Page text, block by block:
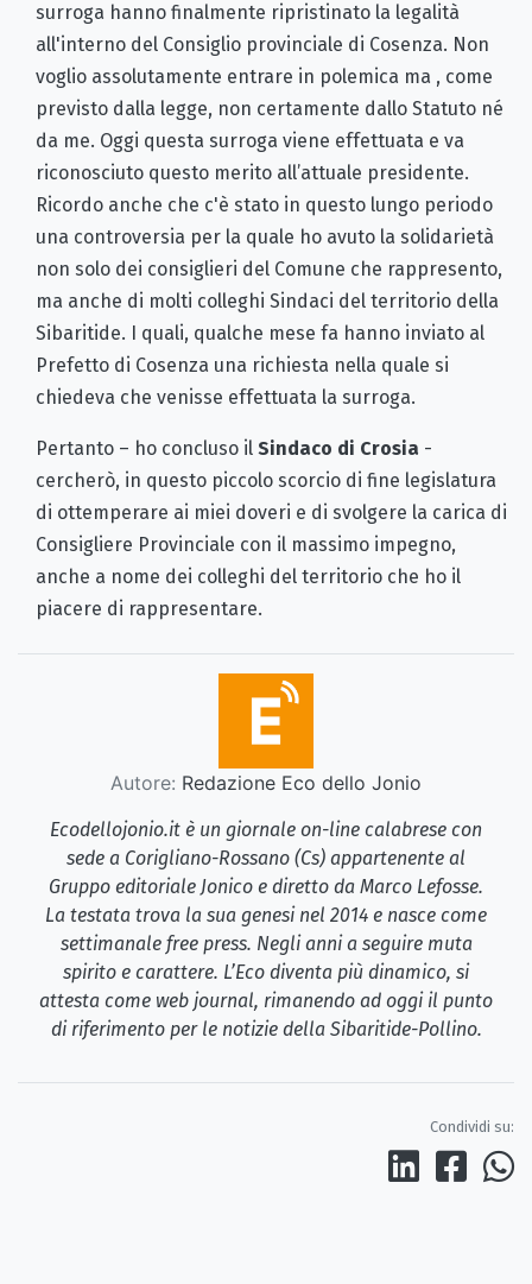
surroga hanno finalmente ripristinato la legalità
all'interno del Consiglio provinciale di Cosenza. Non
voglio assolutamente entrare in polemica ma , come
previsto dalla legge, non certamente dallo Statuto né
da me. Oggi questa surroga viene effettuata e va
riconosciuto questo merito all’attuale presidente.
Ricordo anche che c'è stato in questo lungo periodo
una controversia per la quale ho avuto la solidarietà
non solo dei consiglieri del Comune che rappresento,
ma anche di molti colleghi Sindaci del territorio della
Sibaritide. I quali, qualche mese fa hanno inviato al
Prefetto di Cosenza una richiesta nella quale si
chiedeva che venisse effettuata la surroga.
Pertanto – ho concluso il Sindaco di Crosia -
cercherò, in questo piccolo scorcio di fine legislatura
di ottemperare ai miei doveri e di svolgere la carica di
Consigliere Provinciale con il massimo impegno,
anche a nome dei colleghi del territorio che ho il
piacere di rappresentare.
Autore: Redazione Eco dello Jonio
Ecodellojonio.it è un giornale on-line calabrese con
sede a Corigliano-Rossano (Cs) appartenente al
Gruppo editoriale Jonico e diretto da Marco Lefosse.
La testata trova la sua genesi nel 2014 e nasce come
settimanale free press. Negli anni a seguire muta
spirito e carattere. L’Eco diventa più dinamico, si
attesta come web journal, rimanendo ad oggi il punto
di riferimento per le notizie della Sibaritide-Pollino.
Condividi su: